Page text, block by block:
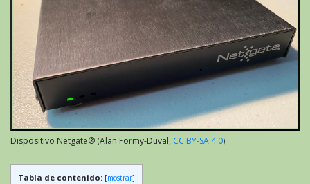
Dispositivo Netgate® (Alan Formy-Duval, CC BY-SA 4.0)
Tabla de contenido: [mostrar]